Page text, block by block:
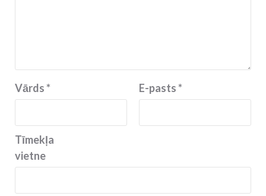
Vārds* E-pasts*
Tīmekļa
vietne